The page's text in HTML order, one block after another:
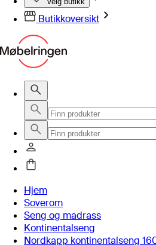
Butikkoversikt
Hjem
Soverom
Seng og madrass
Kontinentalseng
Nordkapp kontinentalseng